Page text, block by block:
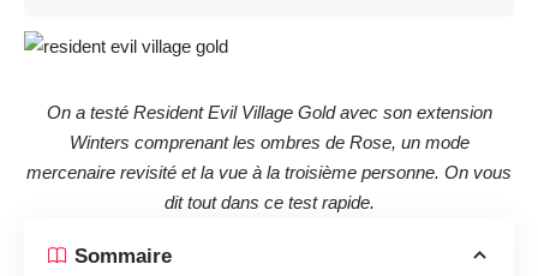
On a testé Resident Evil Village Gold avec son extension
Winters comprenant les ombres de Rose, un mode
mercenaire revisité et la vue à la troisième personne. On vous
dit tout dans ce test rapide.
Sommaire